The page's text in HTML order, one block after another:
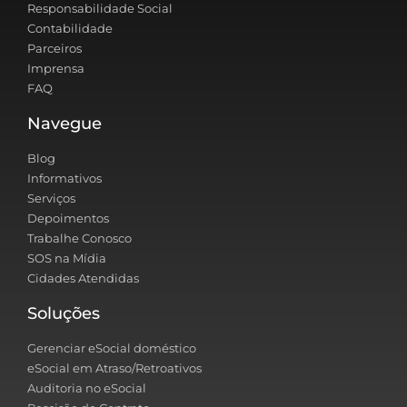
Responsabilidade Social
Contabilidade
Parceiros
Imprensa
FAQ
Navegue
Blog
Informativos
Serviços
Depoimentos
Trabalhe Conosco
SOS na Mídia
Cidades Atendidas
Soluções
Gerenciar eSocial doméstico
eSocial em Atraso/Retroativos
Auditoria no eSocial